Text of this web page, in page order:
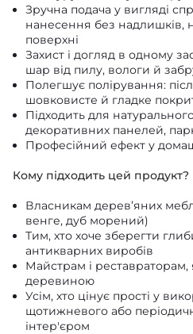
Зручна подача у вигляді
нанесення без надлишків,
поверхні
Захист і догляд в одному
шар від пилу, вологи й
Полегшує полірування:
шовковисте й гладке
Підходить для
декоративних панелей,
Професійний ефект у
Кому підходить цей продукт?
Власникам дерев’яних
венге, дуб морений)
Тим, хто хоче зберегти
антикварних виробів
Майстрам і
деревиною
Усім, хто цінує прості у
щотижневого або
інтер'єром